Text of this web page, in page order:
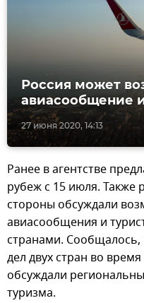
27 июня 2020, 14:13
Россия может
авиасообщение
Ранее в агентстве
рубеж с 15 июля. Также
стороны обсуждали
авиасообщения и
странами.
дел двух стран во
обсуждали
туризма.